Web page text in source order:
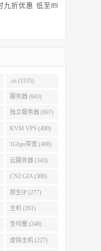
九折优惠 低至89
.cn (1335)
服务器 (843)
独立服务器 (607)
KVM VPS (490)
1Gbps带宽 (400)
云服务器 (343)
CN2 GIA (306)
原生IP (277)
主机 (261)
圣何塞 (248)
虚拟主机 (227)